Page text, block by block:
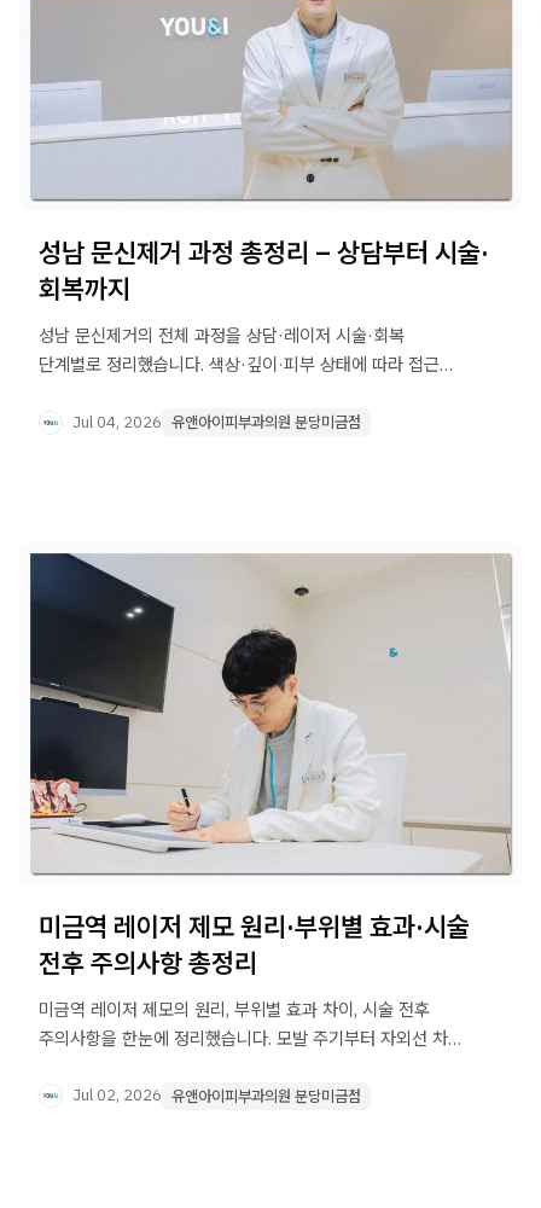
성남 문신제거 과정 총정리 – 상담부터 시술·
회복까지
성남 문신제거의 전체 과정을 상담·레이저 시술·회복
단계별로 정리했습니다. 색상·깊이·피부 상태에 따라 접근
영향을 미칩니다.
Jul 04, 2026 유앤아이피부과의원 분당미금점
미금역 레이저 제모 원리·부위별 효과·시술
전후 주의사항 총정리
미금역 레이저 제모의 원리, 부위별 효과 차이, 시술 전후
주의사항을 한눈에 정리했습니다. 모발 주기부터 자외선 차단
Jul 02, 2026 유앤아이피부과의원 분당미금점